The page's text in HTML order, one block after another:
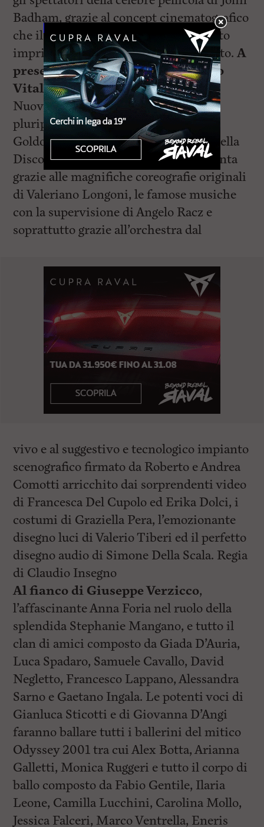
Badham, grazie al concept cinematografico
che il regista Claudio Insegno ha voluto
imprimere a questo nuovo allestimento.A
presentare lo spettacolo è Lorenzo
Vitali, direttore artistico del Teatro
Nuovo, che ha anche prodotto il
pluripremiato Jersey Boys. Al Teatro
Goldoni si rivivrà la leggendaria era della
Disco nella New York degli anni Settanta
grazie alle magnifiche coreografie originali
di Valeriano Longoni, le famose musiche
con la supervisione di Angelo Racz e
soprattutto grazie all’orchestra dal
vivo e al suggestivo e tecnologico impianto
scenografico firmato da Roberto e Andrea
Comotti arricchito dai sorprendenti video
di Francesca Del Cupolo ed Erika Dolci, i
costumi di Graziella Pera, l’emozionante
disegno luci di Valerio Tiberi ed il perfetto
disegno audio di Simone Della Scala. Regia
di Claudio Insegno
Al fianco di Giuseppe Verzicco,
l’affascinante Anna Foria nel ruolo della
splendida Stephanie Mangano, e tutto il
clan di amici composto da Giada D’Auria,
Luca Spadaro, Samuele Cavallo, David
Negletto, Francesco Lappano, Alessandra
Sarno e Gaetano Ingala. Le potenti voci di
Gianluca Sticotti e di Giovanna D’Angi
faranno ballare tutti i ballerini del mitico
Odyssey 2001 tra cui Alex Botta, Arianna
Galletti, Monica Ruggeri e tutto il corpo di
ballo composto da Fabio Gentile, Ilaria
Leone, Camilla Lucchini, Carolina Mollo,
Jessica Falceri, Marco Ventrella, Eneris